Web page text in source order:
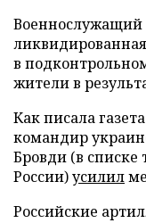
Военнослужащий
в
жители в
Как писала
командир
Бровди (в списке
России)усилил
Российские